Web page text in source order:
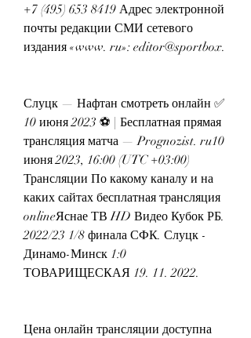
+7 (495) 653 8419 Адрес электронной
почты редакции СМИ сетевого
издания «www. ru»: editor@sportbox.
Слуцк — Нафтан смотреть онлайн ✅
10 июня 2023 ⚽ | Бесплатная прямая
трансляция матча — Prognozist. ru10
июня 2023, 16:00 (UTC +03:00)
Трансляции По какому каналу и на
каких сайтах бесплатная трансляция
onlineЯснае ТВ HD Видео Кубок РБ.
2022/23 1/8 финала СФК. Слуцк -
Динамо-Минск 1:0
ТОВАРИЩЕСКАЯ 19. 11. 2022.
Цена онлайн трансляции доступна